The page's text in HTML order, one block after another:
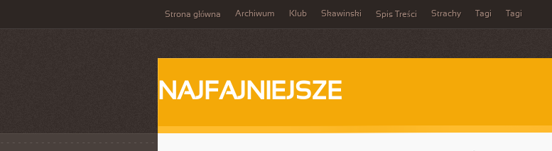
Strona główna Archiwum Klub Skawinski Spis Treści Strachy Tagi Tagi
NAJFAJNIEJSZE